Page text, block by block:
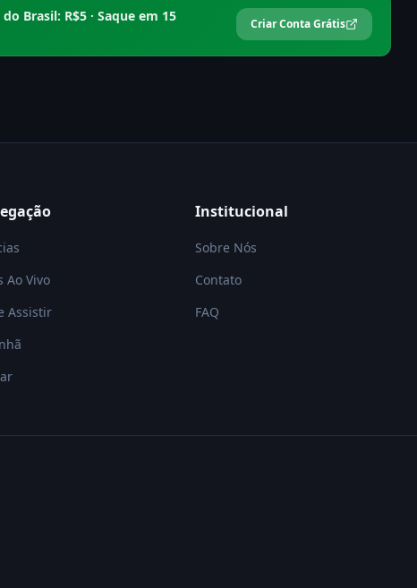
Brasil: R$5 · Saque em 15
Criar Conta Grátis
Ao Vivo
Assistir
Institucional
Sobre Nós
Contato
FAQ